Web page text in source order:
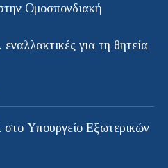
Ομοσπονδιακή
για τη θητεία
Υπουργείο Εξωτερικών